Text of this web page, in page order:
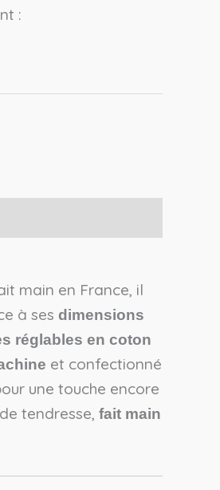
:
main en France, il
à ses dimensions
réglables en coton
et confectionné
une touche encore
tendresse, fait main